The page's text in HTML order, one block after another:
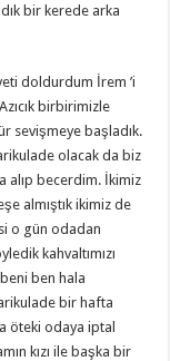
bir kerede arka
doldurdum İrem ’i
birbirimizle
sevişmeye başladık.
olacak da biz
alıp becerdim. İkimiz
almıştık ikimiz de
o gün odadan
kahvaltımızı
ben hala
bir hafta
öteki odaya iptal
kızı ile başka bir